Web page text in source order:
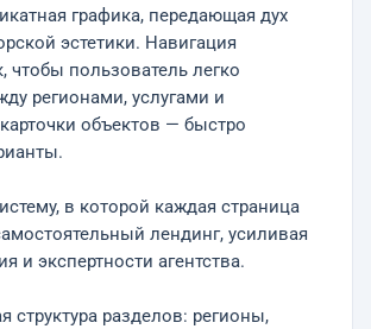
графика, передающая дух
эстетики. Навигация
чтобы пользователь легко
регионами, услугами и
объектов — быстро
в которой каждая страница
лендинг, усиливая
и экспертности агентства.
структура разделов: регионы,